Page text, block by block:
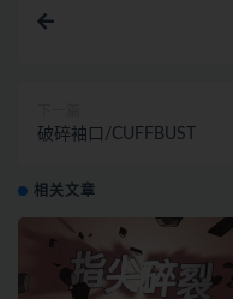
破碎袖口/CUFFBUST
相关文章